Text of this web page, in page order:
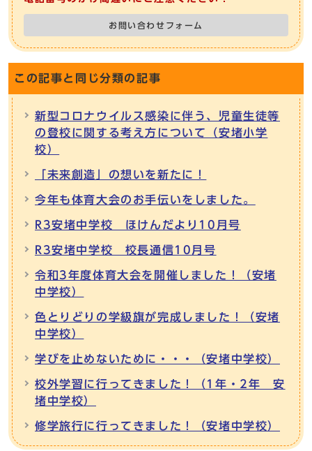
お問い合わせフォーム
この記事と同じ分類の記事
新型コロナウイルス感染に伴う、児童生徒等
の登校に関する考え方について（安堵小学
校）
「未来創造」の想いを新たに！
今年も体育大会のお手伝いをしました。
R3安堵中学校 ほけんだより10月号
R3安堵中学校 校長通信10月号
令和3年度体育大会を開催しました！（安堵
中学校）
色とりどりの学級旗が完成しました！（安堵
中学校）
学びを止めないために・・・（安堵中学校）
校外学習に行ってきました！（1年・2年 安
堵中学校）
修学旅行に行ってきました！（安堵中学校）